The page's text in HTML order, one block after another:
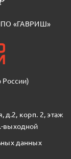
«ГАВРИШ»
России)
д.2, корп. 2, этаж
выходной
данных